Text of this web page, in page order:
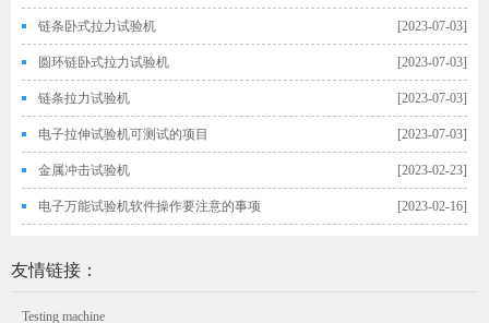
[2023-07-03]
链条卧式拉力试验机
[2023-07-03]
圆环链卧式拉力试验机
[2023-07-03]
链条拉力试验机
[2023-07-03]
电子拉伸试验机可测试的项目
[2023-02-23]
金属冲击试验机
[2023-02-16]
电子万能试验机软件操作要注意的事项
友情链接：
Testing machine